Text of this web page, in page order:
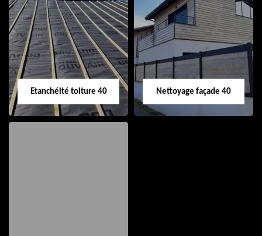
Nettoyage et pose
de gouttière 40
Réparation de
toiture 40
Etanchéité toiture 40 Nettoyage façade 40